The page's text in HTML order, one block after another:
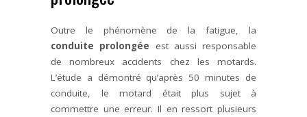
Outre le phénomène de la fatigue, la
conduite prolongée est aussi responsable
de nombreux accidents chez les motards.
L’étude a démontré qu’après 50 minutes de
conduite, le motard était plus sujet à
commettre une erreur. Il en ressort plusieurs